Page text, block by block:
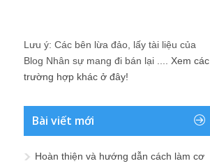
Lưu ý: Các bên lừa đảo, lấy tài liệu của
Blog Nhân sự mang đi bán lại .... Xem các
trường hợp khác ở đây!
Bài viết mới
Hoàn thiện và hướng dẫn cách làm cơ